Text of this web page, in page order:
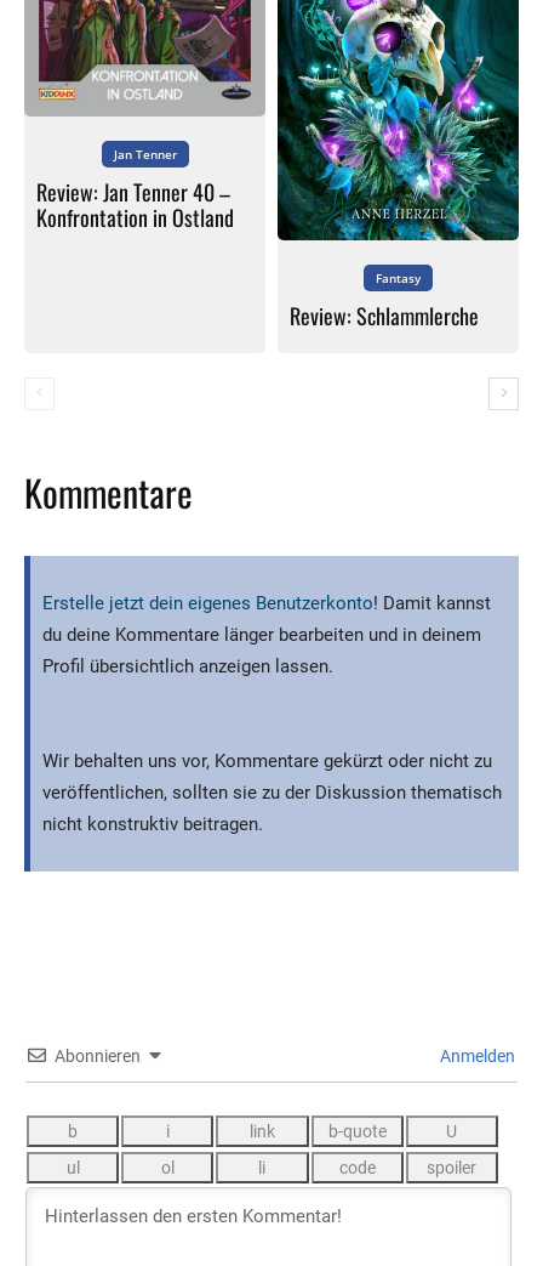
Jan Tenner
Review: Jan Tenner 40 –
Konfrontation in Ostland
Fantasy
Review: Schlammlerche
Kommentare
Erstelle jetzt dein eigenes Benutzerkonto! Damit kannst
du deine Kommentare länger bearbeiten und in deinem
Profil übersichtlich anzeigen lassen.
Wir behalten uns vor, Kommentare gekürzt oder nicht zu
veröffentlichen, sollten sie zu der Diskussion thematisch
nicht konstruktiv beitragen.
Abonnieren Anmelden